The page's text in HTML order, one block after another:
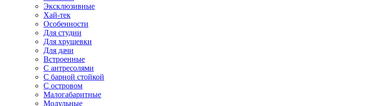
Эксклюзивные
Хай-тек
Особенности
Для студии
Для хрущевки
Для дачи
Встроенные
С антресолями
С барной стойкой
С островом
Малогабаритные
Модульные